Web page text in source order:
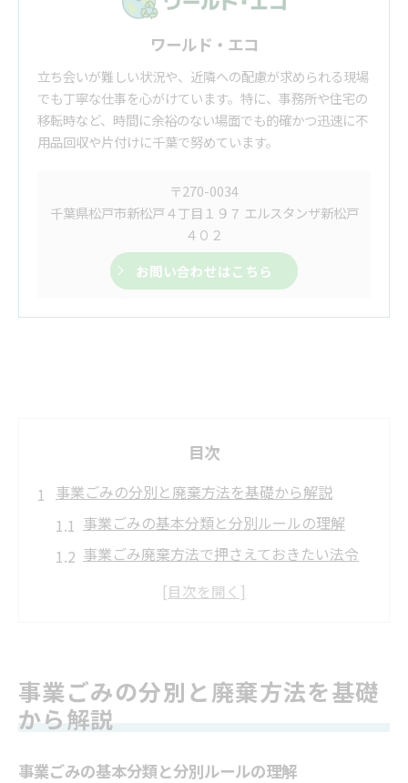
ワールド・エコ
立ち会いが難しい状況や、近隣への配慮が求められる現場
でも丁寧な仕事を心がけています。特に、事務所や住宅の
移転時など、時間に余裕のない場面でも的確かつ迅速に不
用品回収や片付けに千葉で努めています。
〒270-0034
千葉県松戸市新松戸４丁目１９７ エルスタンザ新松戸
４０２
お問い合わせはこちら
目次
事業ごみの分別と廃棄方法を基礎から解説
事業ごみの基本分類と分別ルールの理解
事業ごみ廃棄方法で押さえておきたい法令
家庭ごみと事業ごみの分別の違いを確認す
事業系一般廃棄物の分別表を活用した実践
法
事業活動に伴うごみ処理の正しい進め方
事業ごみの分別と廃棄方法を基礎
から解説
事業ごみの基本分類と分別ルールの理解